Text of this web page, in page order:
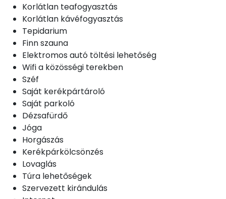
Korlátlan teafogyasztás
Korlátlan kávéfogyasztás
Tepidarium
Finn szauna
Elektromos autó töltési lehetőség
Wifi a közösségi terekben
Széf
Saját kerékpártároló
Saját parkoló
Dézsafürdő
Jóga
Horgászás
Kerékpárkölcsönzés
Lovaglás
Túra lehetőségek
Szervezett kirándulás